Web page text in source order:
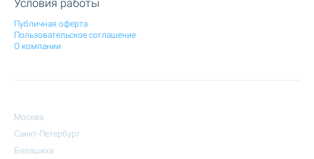
Условия работы
Публичная оферта
Пользовательское соглашение
О компании
Москва
Санкт-Петербург
Балашиха